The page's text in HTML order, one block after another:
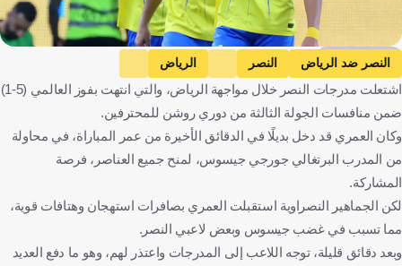
Getty Images
النصر ضد الرياض النصر
الرياض
دوري روشن السعودي
عبدالإله العمري
المملكة العربية السعودية
كرة قدم
اشتعلت مدرجات النصر خلال مواجهة الرياض، والتي انتهت بفوز العالمي (5-1)
ضمن منافسات الجولة الثالثة من دوري روشن للمحترفين.
وكان العمري قد دخل بديلًا في الدقائق الأخيرة من عمر المباراة، في محاولة
من المدرب البرتغالي جورجي جيسوس، لمنح جميع العناصر، فرصة
المشاركة.
لكن الجماهير النصراوية استقبلت العمري بصافرات استهجان وهتافات قوية،
مما تسبب في غضب جيسوس وبعض لاعبي النصر.
وبعد دقائق قليلة، توجه اللاعب إلى المدرجات واعتذر لهم، وهو ما دفع العديد